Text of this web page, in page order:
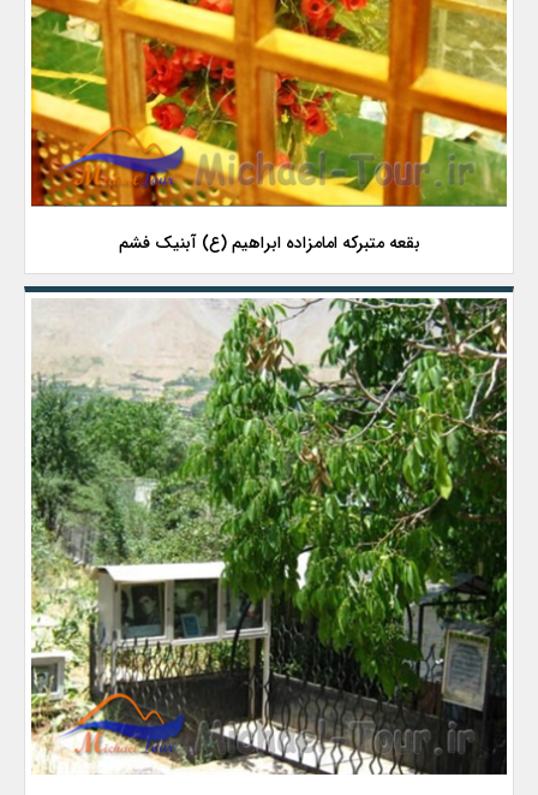
بقعه متبرکه امامزاده ابراهیم (ع) آبنیک فشم